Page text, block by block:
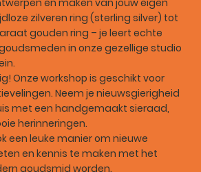
en maken van jouw eigen
zilveren ring (sterling silver) tot
gouden ring – je leert echte
in onze gezellige studio
Onze workshop is geschikt voor
Neem je nieuwsgierigheid
met een handgemaakt sieraad,
herinneringen.
een leuke manier om nieuwe
en kennis te maken met het
goudsmid worden.